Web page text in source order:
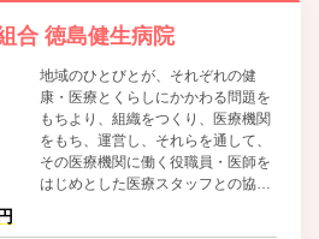
合 徳島健生病院
地域のひとびとが、それぞれの健
康・医療とくらしにかかわる問題を
もちより、組織をつくり、医療機関
をもち、運営し、それらを通して、
その医療機関に働く役職員・医師を
はじめとした医療スタッフとの協同